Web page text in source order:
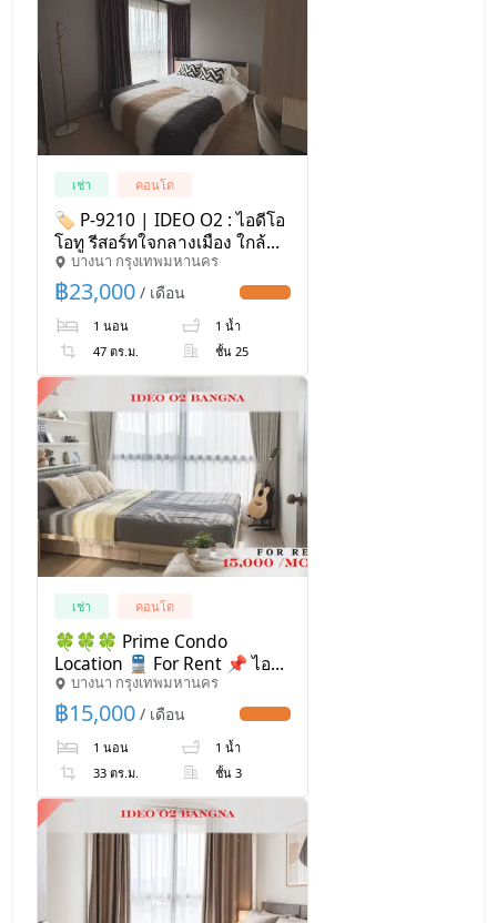
เช่า คอนโด
🏷️ P-9210 | IDEO O2 : ไอดีโอ
โอทู รีสอร์ทใจกลางเมือง ใกล้
BTS บางนา 23,000 บ. | Line:
@easycondoplus | 099-229-
6397
บางนา กรุงเทพมหานคร
฿23,000 / เดือน
1 นอน
1 น้ำ
47 ตร.ม.
ชั้น 25
เช่า คอนโด
🍀🍀🍀 Prime Condo
Location 🚆 For Rent 📌 ไอดี
โอ โอทู(Line:@rent2022) ทำเล
ดีพร้อมเข้าอยู่✨A11168
บางนา กรุงเทพมหานคร
฿15,000 / เดือน
1 นอน
1 น้ำ
33 ตร.ม.
ชั้น 3